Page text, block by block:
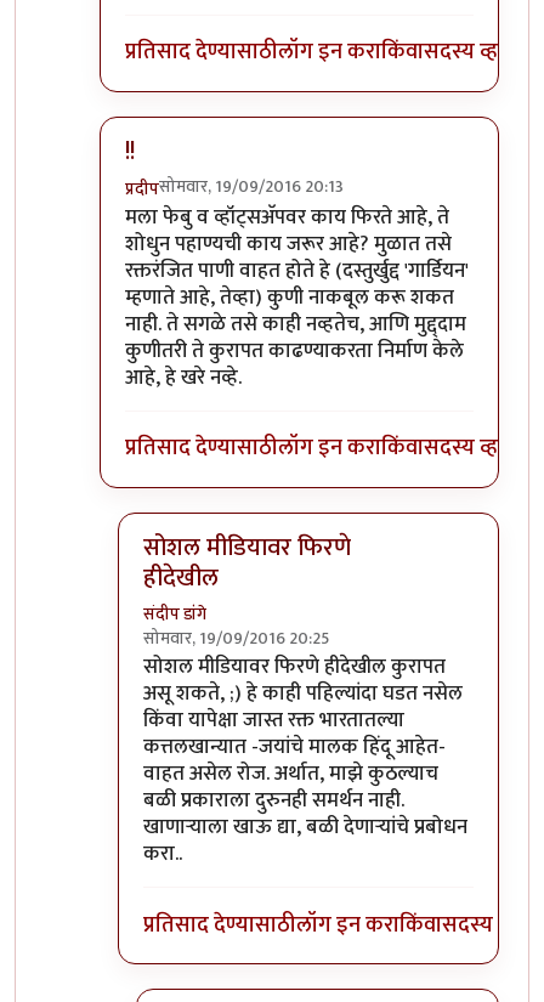
प्रतिसाद देण्यासाठीलॉग इन कराकिंवासदस्य व्हा
!!
प्रदीपसोमवार, 19/09/2016 20:13
In reply toफेसबुक्/व्हॉट्सॅपवर फिरतायतby
मला फेबु व व्हॉट्सअ‍ॅपवर काय फिरते आहे, ते
शोधुन पहाण्यची काय जरूर आहे? मुळात तसे
रक्तरंजित पाणी वाहत होते हे (दस्तुर्खुद्द 'गार्डियन'
म्हणाते आहे, तेव्हा) कुणी नाकबूल करू शकत
नाही. ते सगळे तसे काही नव्हतेच, आणि मुद्द्दाम
कुणीतरी ते कुरापत काढण्याकरता निर्माण केले
आहे, हे खरे नव्हे.
प्रतिसाद देण्यासाठीलॉग इन कराकिंवासदस्य व्हा
सोशल मीडियावर फिरणे
हीदेखील
संदीप डांगे
सोमवार, 19/09/2016 20:25
In reply to!!byप्रदीप
सोशल मीडियावर फिरणे हीदेखील कुरापत
असू शकते, ;) हे काही पहिल्यांदा घडत नसेल
किंवा यापेक्षा जास्त रक्त भारतातल्या
कत्तलखान्यात -जयांचे मालक हिंदू आहेत-
वाहत असेल रोज. अर्थात, माझे कुठल्याच
बळी प्रकाराला दुरुनही समर्थन नाही.
खाणाऱ्याला खाऊ द्या, बळी देणाऱ्यांचे प्रबोधन
करा..
प्रतिसाद देण्यासाठीलॉग इन कराकिंवासदस्य व्हा